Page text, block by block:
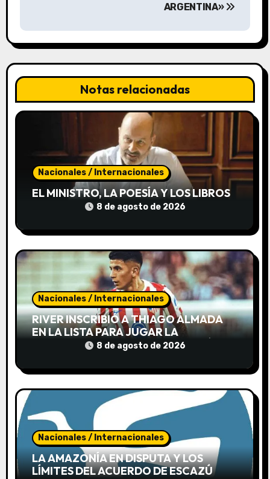
c
i
ó
n
t
r
a
d
a
ARGENTINA»
Notas relacionadas
Nacionales / Internacionales
EL MINISTRO, LA POESÍA Y LOS LIBROS
8 de agosto de 2026
Nacionales / Internacionales
RIVER INSCRIBIÓ A THIAGO ALMADA
EN LA LISTA PARA JUGAR LA
SUDAMERICANA AUNQUE TODAVÍA NO
8 de agosto de 2026
Nacionales / Internacionales
LA AMAZONÍA EN DISPUTA Y LOS
LÍMITES DEL ACUERDO DE ESCAZÚ